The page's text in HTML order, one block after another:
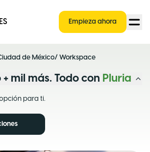
ES Empieza ahora
de México/ Workspace
mil más. Todo con Pluria
para ti.